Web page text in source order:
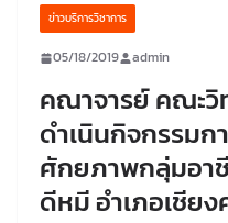
ข่าวบริการวิชาการ
05/18/2019 admin
คณาจารย์ คณะวิ
ดำเนินกิจกรรม
ศักยภาพกลุ่มอา
ดีหมี อำเภอเชีย